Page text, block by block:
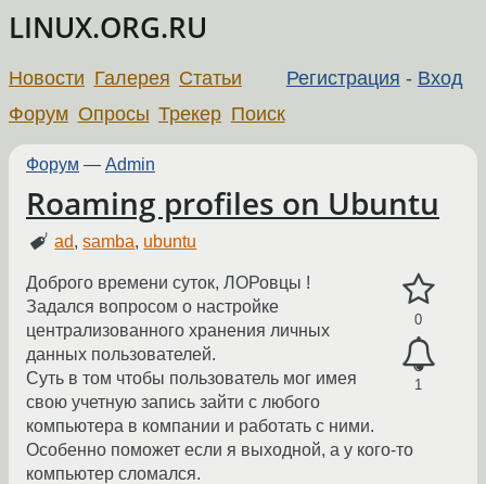
LINUX.ORG.RU
Регистрация - Вход
Новости Галерея Статьи
Форум Опросы Трекер Поиск
Форум — Admin
Roaming profiles on Ubuntu
ad,samba, ubuntu
0
1
Доброго времени суток, ЛОРовцы !
Задался вопросом о настройке
централизованного хранения личных
данных пользователей.
Суть в том чтобы пользователь мог имея
свою учетную запись зайти с любого
компьютера в компании и работать с ними.
Особенно поможет если я выходной, а у кого-то
компьютер сломался.